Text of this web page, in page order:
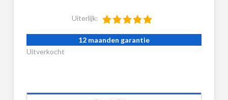
Uiterlijk:
12 maanden garantie
Uitverkocht